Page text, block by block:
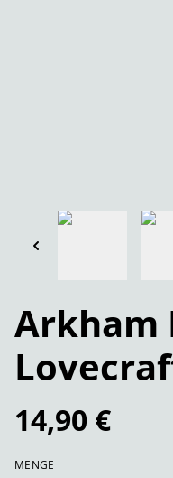
Arkham
14,90 €
MENGE